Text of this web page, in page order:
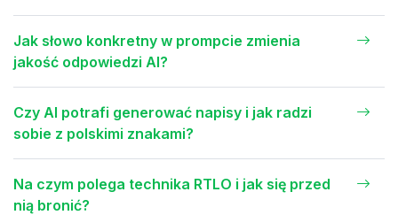
Jak słowo konkretny w prompcie zmienia
jakość odpowiedzi AI?
Czy AI potrafi generować napisy i jak radzi
sobie z polskimi znakami?
Na czym polega technika RTLO i jak się przed
nią bronić?